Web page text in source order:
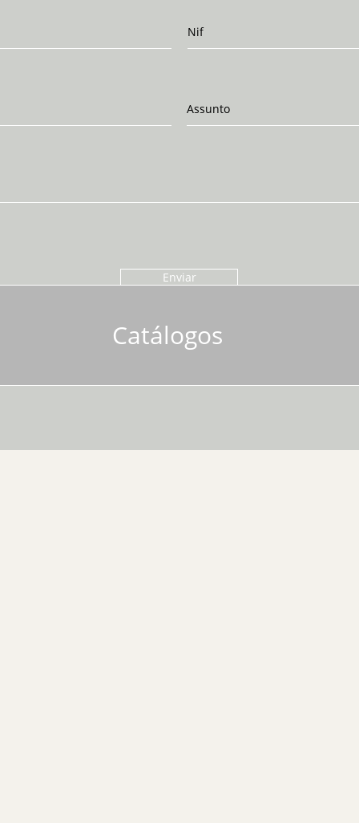
Enviar
Catálogos